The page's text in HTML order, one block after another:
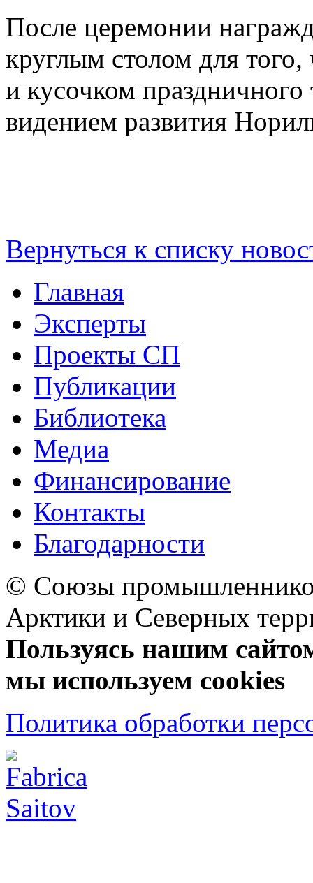
После церемонии
круглым столом для
и кусочком
видением развития
Вернуться к списку
Главная
Эксперты
Проекты СП
Публикации
Библиотека
Медиа
Финансирование
Контакты
Благодарности
© Союзы
Арктики и Северных
Пользуясь нашим
мы используем cookies
Политика обработки